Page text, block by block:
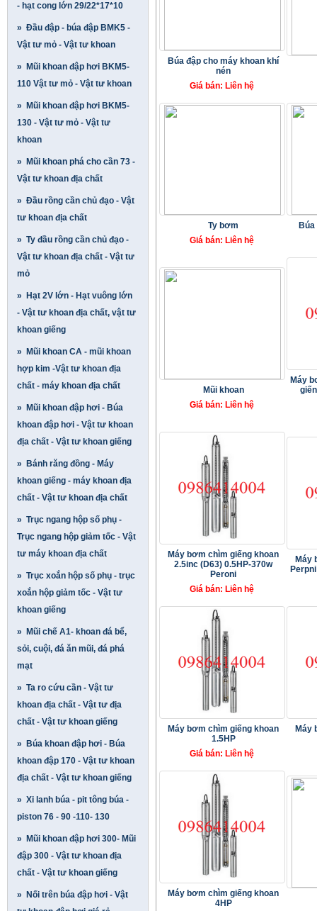
- hạt cong lớn 29/22*17*10
» Đầu đập - búa đập BMK5 -
Vật tư mỏ - Vật tư khoan
» Mũi khoan đập hơi BKM5-
110 Vật tư mỏ - Vật tư khoan
» Mũi khoan đập hơi BKM5-
130 - Vật tư mỏ - Vật tư
khoan
» Mũi khoan phá cho cần 73 -
Vật tư khoan địa chất
» Đầu rồng cần chủ đạo - Vật
tư khoan địa chất
» Ty đầu rồng cần chủ đạo -
Vật tư khoan địa chất - Vật tư
mỏ
» Hạt 2V lớn - Hạt vuông lớn
- Vật tư khoan địa chất, vật tư
khoan giếng
» Mũi khoan CA - mũi khoan
hợp kim -Vật tư khoan địa
chất - máy khoan địa chất
» Mũi khoan đập hơi - Búa
khoan đập hơi - Vật tư khoan
địa chất - Vật tư khoan giếng
» Bánh răng đồng - Máy
khoan giếng - máy khoan địa
chất - Vật tư khoan địa chất
» Trục ngang hộp số phụ -
Trục ngang hộp giảm tốc - Vật
tư máy khoan địa chất
» Trục xoắn hộp số phụ - trục
xoắn hộp giảm tốc - Vật tư
khoan giếng
» Mũi chế A1- khoan đá bể,
sỏi, cuội, đá ăn mũi, đá phá
mạt
» Ta ro cứu cần - Vật tư
khoan địa chất - Vật tư địa
chất - Vật tư khoan giếng
» Búa khoan đập hơi - Búa
khoan đập 170 - Vật tư khoan
địa chất - Vật tư khoan giếng
» Xi lanh búa - pit tông búa -
piston 76 - 90 -110- 130
» Mũi khoan đập hơi 300- Mũi
đập 300 - Vật tư khoan địa
chất - Vật tư khoan giếng
» Nối trên búa đập hơi - Vật
Búa đập cho máy khoan khí
nén
Giá bán: Liên hệ
Ty bơm
Giá bán: Liên hệ
Mũi khoan
Giá bán: Liên hệ
Máy
Máy bơm chìm giếng khoan
2.5inc (D63) 0.5HP-370w
Peroni
Giá bán: Liên hệ
Máy
Máy bơm chìm giếng khoan
1.5HP
Giá bán: Liên hệ
Máy
Máy bơm chìm giếng khoan
4HP